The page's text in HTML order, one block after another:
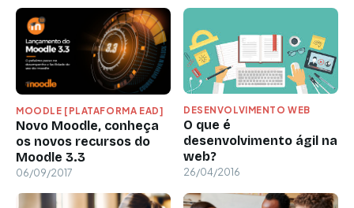
MOODLE [PLATAFORMA EAD]
Novo Moodle, conheça
os novos recursos do
Moodle 3.3
06/09/2017
DESENVOLVIMENTO WEB
O que é
desenvolvimento ágil na
web?
26/04/2016